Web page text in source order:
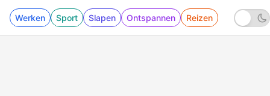
Werken Sport Slapen Ontspannen Reizen